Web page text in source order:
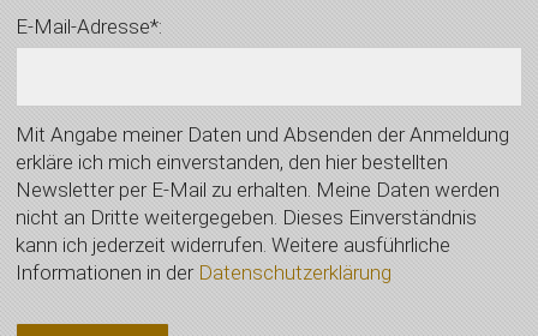
E-Mail-Adresse*:
Mit Angabe meiner Daten und Absenden der Anmeldung
erkläre ich mich einverstanden, den hier bestellten
Newsletter per E-Mail zu erhalten. Meine Daten werden
nicht an Dritte weitergegeben. Dieses Einverständnis
kann ich jederzeit widerrufen. Weitere ausführliche
Informationen in der Datenschutzerklärung